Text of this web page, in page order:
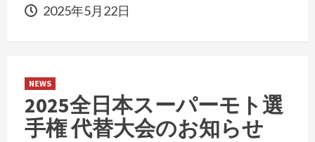
2025年5月22日
NEWS
2025全日本スーパーモト選
手権 代替大会のお知らせ